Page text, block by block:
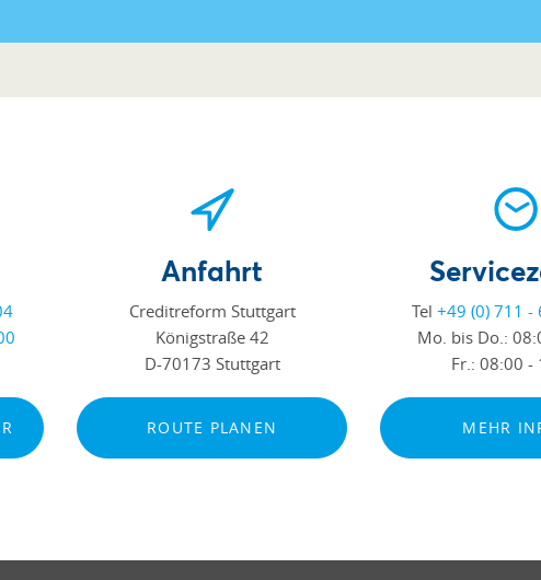
Anfahrt
Creditreform Stuttgart
Königstraße 42
D-70173 Stuttgart
ROUTE PLANEN
Tel +49 (0) 711 -
Mo. bis Do.:
Fr.: 08:00 -
MEHR